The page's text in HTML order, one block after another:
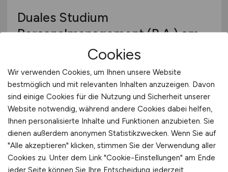
Duales Studium
Personalmanagement (B.A.) am
virtuellen Campus - No Limit IT-
Services GmbH
IU Internationale Hochschule
29.07.2026
Hamburg, Home-Office
Cookies
Wir verwenden Cookies, um Ihnen unsere Website
bestmöglich und mit relevanten Inhalten anzuzeigen. Davon
sind einige Cookies für die Nutzung und Sicherheit unserer
Website notwendig, während andere Cookies dabei helfen,
Ihnen personalisierte Inhalte und Funktionen anzubieten. Sie
dienen außerdem anonymen Statistikzwecken. Wenn Sie auf
"Alle akzeptieren" klicken, stimmen Sie der Verwendung aller
Cookies zu. Unter dem Link "Cookie-Einstellungen" am Ende
jeder Seite können Sie Ihre Entscheidung jederzeit